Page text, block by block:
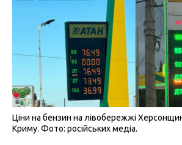
Ціни на бензин на лівобережжі
Криму. Фото: російських медіа.